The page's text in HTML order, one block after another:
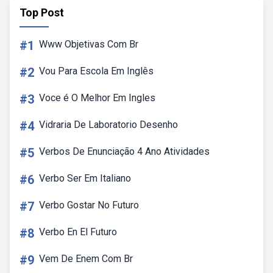
Top Post
#1 Www Objetivas Com Br
#2 Vou Para Escola Em Inglês
#3 Voce é O Melhor Em Ingles
#4 Vidraria De Laboratorio Desenho
#5 Verbos De Enunciação 4 Ano Atividades
#6 Verbo Ser Em Italiano
#7 Verbo Gostar No Futuro
#8 Verbo En El Futuro
#9 Vem De Enem Com Br